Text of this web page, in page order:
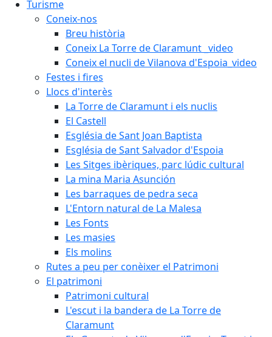
Turisme
Coneix-nos
Breu història
Coneix La Torre de Claramunt _video
Coneix el nucli de Vilanova d'Espoia_video
Festes i fires
Llocs d'interès
La Torre de Claramunt i els nuclis
El Castell
Església de Sant Joan Baptista
Església de Sant Salvador d'Espoia
Les Sitges ibèriques, parc lúdic cultural
La mina Maria Asunción
Les barraques de pedra seca
L'Entorn natural de La Malesa
Les Fonts
Les masies
Els molins
Rutes a peu per conèixer el Patrimoni
El patrimoni
Patrimoni cultural
L'escut i la bandera de La Torre de
Claramunt